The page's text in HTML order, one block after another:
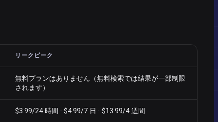
リークピーク
無料プランはありません（無料検索では結果が一部制限
されます）
$3.99/24 時間 · $4.99/7 日 · $13.99/4 週間